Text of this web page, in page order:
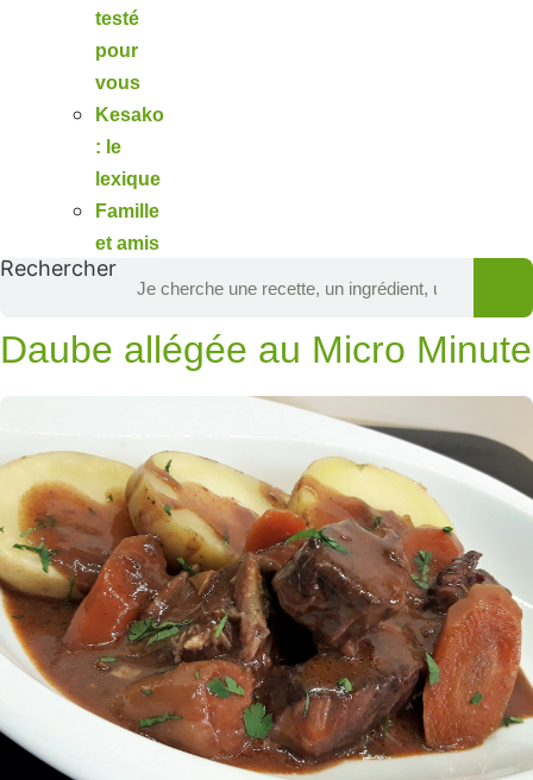
testé
pour
vous
Kesako
: le
lexique
Famille
et amis
Rechercher
Daube allégée au Micro Minute